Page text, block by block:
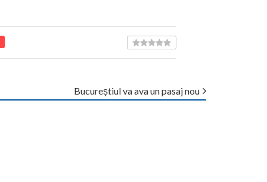
Bucureștiul va ava un pasaj nou